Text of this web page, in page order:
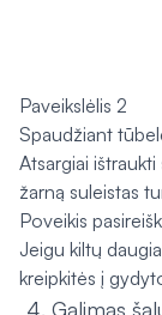
Paveikslėlis 2
Spaudžiant
Atsargiai
žarną suleistas
Poveikis
Jeigu kiltų
kreipkitės į
Galimas